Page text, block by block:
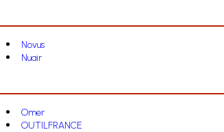
Novus
Nuair
Omer
OUTILFRANCE